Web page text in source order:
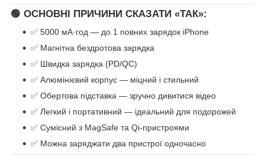
🟢 ОСНОВНІ ПРИЧИНИ СКАЗАТИ «ТАК»:
✅ 5000 мА·год — до 1 повних зарядок iPhone
✅ Магнітна бездротова зарядка
✅ Швидка зарядка (PD/QC)
✅ Алюмінієвий корпус — міцний і стильний
✅ Обертова підставка — зручно дивитися відео
✅ Легкий і портативний — ідеальний для подорожей
✅ Сумісний з MagSafe та Qi-пристроями
✅ Можна заряджати два пристрої одночасно